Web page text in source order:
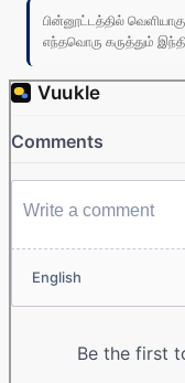
பின்னூட்டத்தில்
எந்தவொரு கருத்தும்